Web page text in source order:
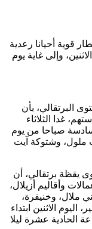
قوية أحيانا رعدية
وإلى غاية يوم
البرتقالي، بأن
رعدية (من 30 إلى50 ملم) ستهم، غدا الثلاثاء
صباحا من يوم
ملول، وشتوكة آيت
يقظة برتقالي، أن
70 سم) ستهم، عمالات وأقاليم أزيلال،
ملال، وخنيفرة،
الاثنين ابتداء
الحادية عشرة ليلا